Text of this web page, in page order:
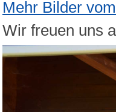
Mehr Bilder
Wir freuen uns